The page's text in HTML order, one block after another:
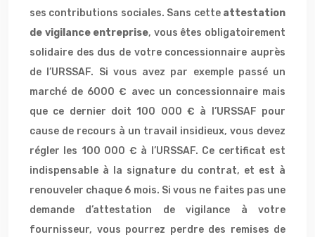
ses contributions sociales. Sans cette attestation
de vigilance entreprise, vous êtes obligatoirement
solidaire des dus de votre concessionnaire auprès
de l’URSSAF. Si vous avez par exemple passé un
marché de 6000 € avec un concessionnaire mais
que ce dernier doit 100 000 € à l’URSSAF pour
cause de recours à un travail insidieux, vous devez
régler les 100 000 € à l’URSSAF. Ce certificat est
indispensable à la signature du contrat, et est à
renouveler chaque 6 mois. Si vous ne faites pas une
demande d’attestation de vigilance à votre
fournisseur, vous pourrez perdre des remises de